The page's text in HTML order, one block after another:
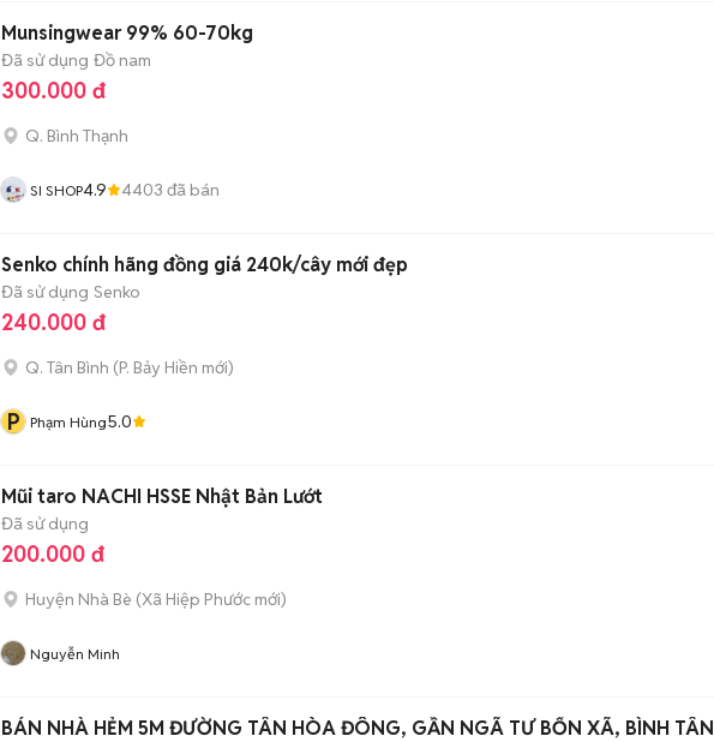
Munsingwear 99% 60-70kg
Đã sử dụng Đồ nam
300.000 đ
Q. Bình Thạnh
SI SHOP4.9 4403 đã bán
Senko chính hãng đồng giá 240k/cây mới đẹp
Đã sử dụng Senko
240.000 đ
Q. Tân Bình (P. Bảy Hiền mới)
P Phạm Hùng5.0
Mũi taro NACHI HSSE Nhật Bản Lướt
Đã sử dụng
200.000 đ
Huyện Nhà Bè (Xã Hiệp Phước mới)
Nguyễn Minh
BÁN NHÀ HẺM 5M ĐƯỜNG TÂN HÒA ĐÔNG, GẦN NGÃ TƯ BỐN XÃ, BÌNH TÂN